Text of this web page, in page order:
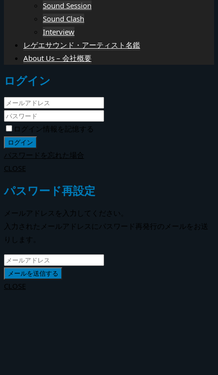
Sound Session
Sound Clash
Interview
レゲエサウンド・アーティスト名鑑
About Us – 会社概要
ログイン
ログイン情報を記憶する
パスワードを忘れた場合
CLOSE
パスワード再設定
メールアドレスを入力してください。
入力されたメールアドレスにパスワード再発行のメールをお送
りします。
CLOSE